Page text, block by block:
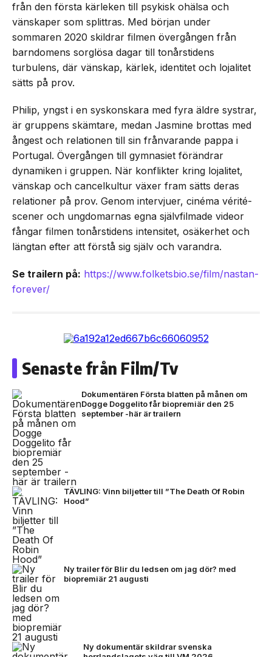
från den första kärleken till psykisk ohälsa och
vänskaper som splittras. Med början under
sommaren 2020 skildrar filmen övergången från
barndomens sorglösa dagar till tonårstidens
turbulens, där vänskap, kärlek, identitet och lojalitet
sätts på prov.
Philip, yngst i en syskonskara med fyra äldre systrar,
är gruppens skämtare, medan Jasmine brottas med
ångest och relationen till sin frånvarande pappa i
Portugal. Övergången till gymnasiet förändrar
dynamiken i gruppen. När konflikter kring lojalitet,
vänskap och cancelkultur växer fram sätts deras
relationer på prov. Genom intervjuer, cinéma vérité-
scener och ungdomarnas egna självfilmade videor
fångar filmen tonårstidens intensitet, osäkerhet och
längtan efter att förstå sig själv och varandra.
Se trailern på: https://www.folketsbio.se/film/nastan-
forever/
Senaste från Film/Tv
Dokumentären Första blatten på månen om
Dogge Doggelito får biopremiär den 25
september -här är trailern
TÄVLING: Vinn biljetter till ”The Death Of Robin
Hood”
Ny trailer för Blir du ledsen om jag dör? med
biopremiär 21 augusti
Ny dokumentär skildrar svenska